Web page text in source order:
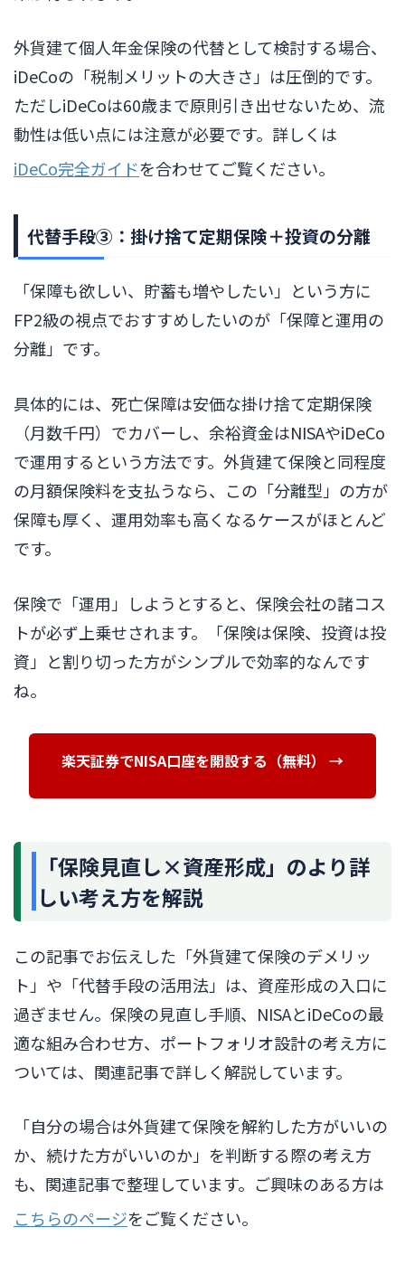
外貨建て個人年金保険の代替として検討する場合、
iDeCoの「税制メリットの大きさ」は圧倒的です。
ただしiDeCoは60歳まで原則引き出せないため、流
動性は低い点には注意が必要です。詳しくは
iDeCo完全ガイドを合わせてご覧ください。
代替手段③：掛け捨て定期保険＋投資の分離
「保障も欲しい、貯蓄も増やしたい」という方に
FP2級の視点でおすすめしたいのが「保障と運用の
分離」です。
具体的には、死亡保障は安価な掛け捨て定期保険
（月数千円）でカバーし、余裕資金はNISAやiDeCo
で運用するという方法です。外貨建て保険と同程度
の月額保険料を支払うなら、この「分離型」の方が
保障も厚く、運用効率も高くなるケースがほとんど
です。
保険で「運用」しようとすると、保険会社の諸コス
トが必ず上乗せされます。「保険は保険、投資は投
資」と割り切った方がシンプルで効率的なんです
ね。
楽天証券でNISA口座を開設する（無料） →
「保険見直し×資産形成」のより詳
しい考え方を解説
この記事でお伝えした「外貨建て保険のデメリッ
ト」や「代替手段の活用法」は、資産形成の入口に
過ぎません。保険の見直し手順、NISAとiDeCoの最
適な組み合わせ方、ポートフォリオ設計の考え方に
ついては、関連記事で詳しく解説しています。
「自分の場合は外貨建て保険を解約した方がいいの
か、続けた方がいいのか」を判断する際の考え方
も、関連記事で整理しています。ご興味のある方は
こちらのページをご覧ください。